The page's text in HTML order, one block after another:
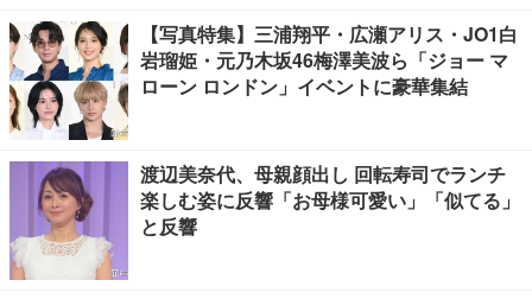
【写真特集】三浦翔平・広瀬アリス・JO1白
岩瑠姫・元乃木坂46梅澤美波ら「ジョー マ
ローン ロンドン」イベントに豪華集結
渡辺美奈代、母親顔出し 回転寿司でランチ
楽しむ姿に反響「お母様可愛い」「似てる」
と反響